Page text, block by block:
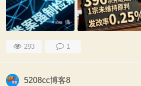
293 1
5208cc博客8